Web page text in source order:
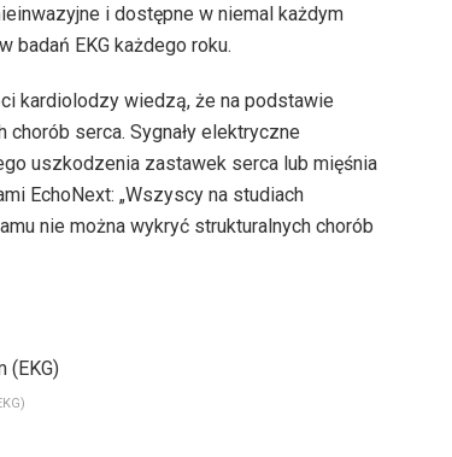
i dostępne w niemal każdym
badań EKG każdego roku.
kardiolodzy wiedzą, że na podstawie
serca. Sygnały elektryczne
uszkodzenia zastawek serca lub mięśnia
EchoNext: „Wszyscy na studiach
nie można wykryć strukturalnych chorób